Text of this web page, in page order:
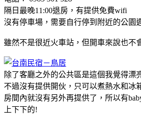
隔日最晚11:00退房，有提供免費wifi
沒有停車場，需要自行停到附近的公園
雖然不是很近火車站，但開車來說也不
除了客廳之外的公共區是這個我覺得漂
不過沒有提供開伙，只可以煮熱水和冰
房間內就沒有另外再提供了，所以有
上下下的!